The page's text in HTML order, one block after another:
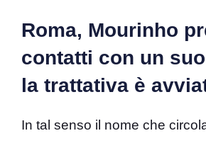
Roma, Mourinho
contatti con un
la trattativa è
In tal senso il nome che